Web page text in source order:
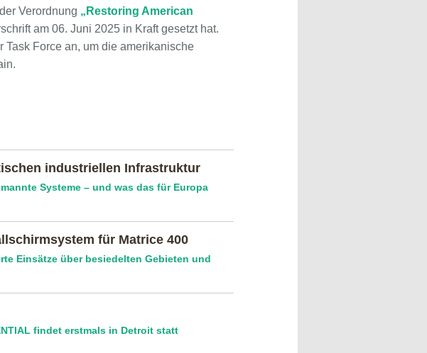
Verordnung „Restoring American
am 06. Juni 2025 in Kraft gesetzt hat.
Task Force an, um die amerikanische
industriellen Infrastruktur
Systeme – und was das für Europa
für Matrice 400
Einsätze über besiedelten Gebieten und
findet erstmals in Detroit statt